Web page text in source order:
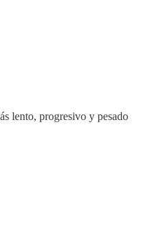
lento, progresivo y pesado